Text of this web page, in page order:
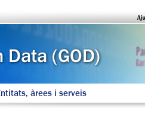
àrees i serveis